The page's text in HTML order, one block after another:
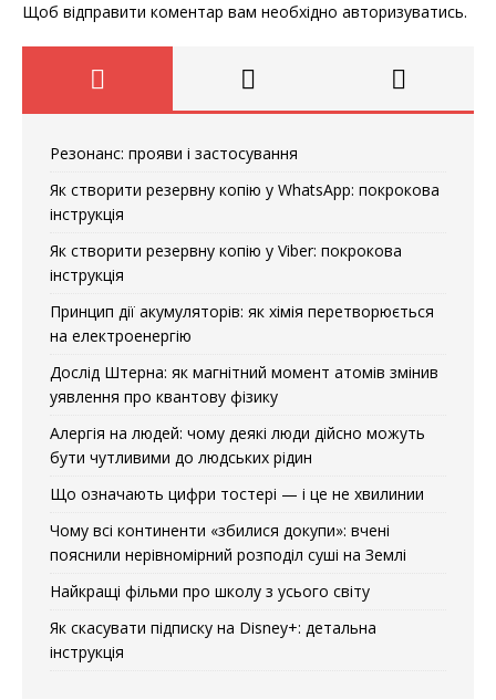
Щоб відправити коментар вам необхідно авторизуватись.
Резонанс: прояви і застосування
Як створити резервну копію у WhatsApp: покрокова
інструкція
Як створити резервну копію у Viber: покрокова
інструкція
Принцип дії акумуляторів: як хімія перетворюється
на електроенергію
Дослід Штерна: як магнітний момент атомів змінив
уявлення про квантову фізику
Алергія на людей: чому деякі люди дійсно можуть
бути чутливими до людських рідин
Що означають цифри тостері — і це не хвилинии
Чому всі континенти «збилися докупи»: вчені
пояснили нерівномірний розподіл суші на Землі
Найкращі фільми про школу з усього світу
Як скасувати підписку на Disney+: детальна
інструкція